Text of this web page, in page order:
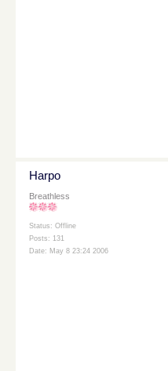
Harpo
Breathless
Status: Offline
Posts: 131
Date: May 8 23:24 2006